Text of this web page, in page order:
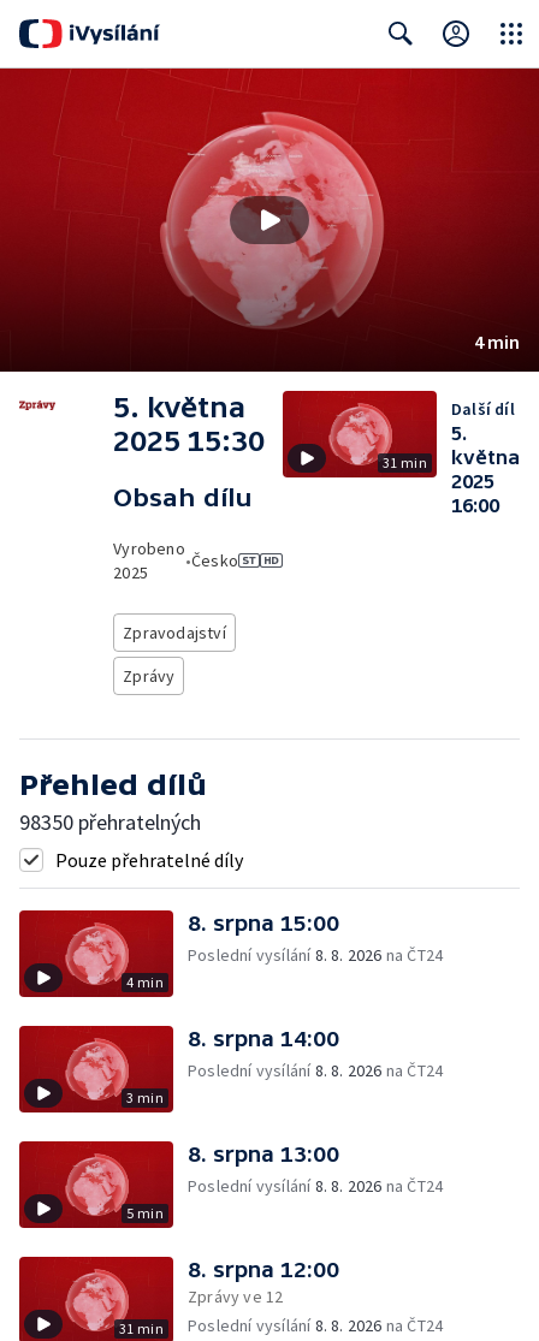
4 min
5. května
2025 15:30
Obsah dílu
Vyrobeno
2025
•Česko
Zpravodajství
Zprávy
31 min
Další díl
5.
května
2025
16:00
Přehled dílů
98350 přehratelných
Pouze přehratelné díly
4 min
8. srpna 15:00
Poslední vysílání8. 8. 2026 na ČT24
3 min
8. srpna 14:00
Poslední vysílání8. 8. 2026 na ČT24
5 min
8. srpna 13:00
Poslední vysílání8. 8. 2026 na ČT24
31 min
8. srpna 12:00
Zprávy ve 12
Poslední vysílání8. 8. 2026 na ČT24